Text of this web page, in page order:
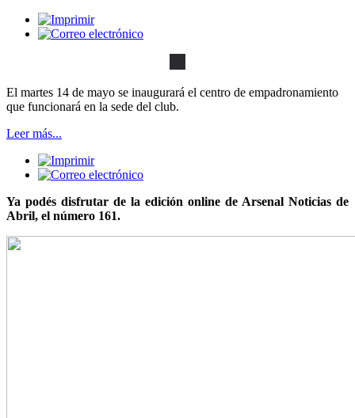
El martes 14 de mayo se inaugurará el centro de empadronamiento
que funcionará en la sede del club.
Leer más...
Ya podés disfrutar de la edición online de Arsenal Noticias de
Abril, el número 161.